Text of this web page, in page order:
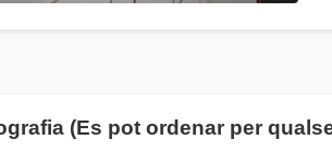
(Es pot ordenar per